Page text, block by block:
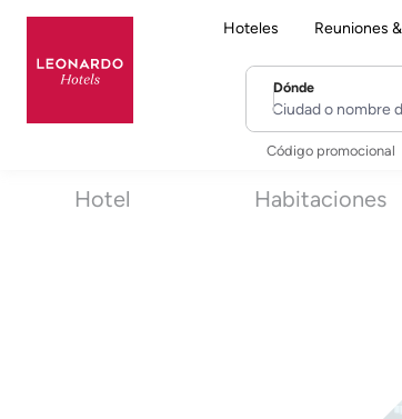
Hoteles Reuniones
Dónde
Ciudad o
Código promocional
Hotel Habitaciones